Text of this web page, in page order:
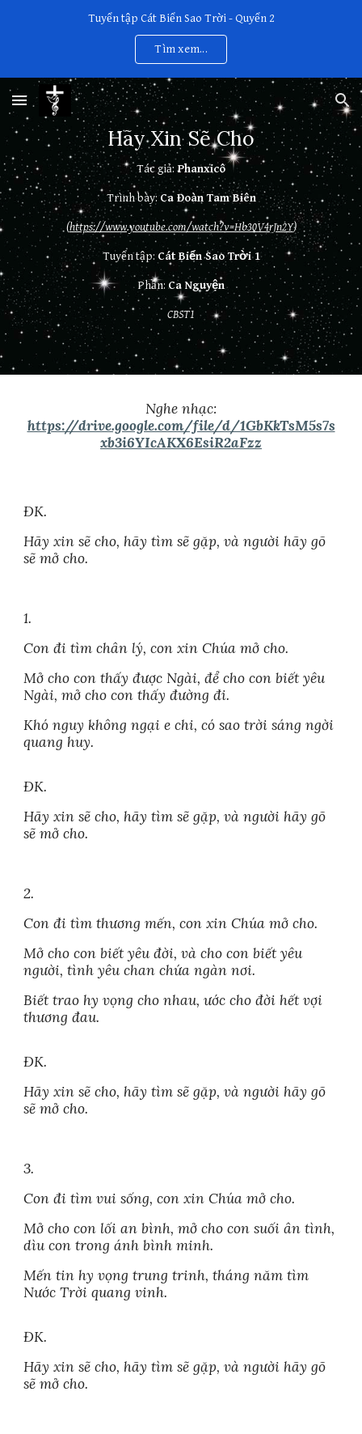
Tuyển tập Cát Biển Sao Trời - Quyển 2
Tìm xem...
Hãy Xin Sẽ Cho
Tác giả: Phanxicô
Trình bày: Ca Đoàn Tam Biên
(https://www.youtube.com/watch?v=Hb30V4rJn2Y)
Tuyển tập: Cát Biển Sao Trời 1
Phần: Ca Nguyện
CBST1
Nghe nhạc:
https://drive.google.com/file/d/1GbKkTsM5s7s
xb3i6YIcAKX6EsiR2aFzz
ĐK.
Hãy xin sẽ cho, hãy tìm sẽ gặp, và người hãy gõ
sẽ mở cho.
1.
Con đi tìm chân lý, con xin Chúa mở cho.
Mở cho con thấy được Ngài, để cho con biết yêu
Ngài, mở cho con thấy đường đi.
Khó nguy không ngại e chi, có sao trời sáng ngời
quang huy.
ĐK.
Hãy xin sẽ cho, hãy tìm sẽ gặp, và người hãy gõ
sẽ mở cho.
2.
Con đi tìm thương mến, con xin Chúa mở cho.
Mở cho con biết yêu đời, và cho con biết yêu
người, tình yêu chan chứa ngàn nơi.
Biết trao hy vọng cho nhau, ước cho đời hết vợi
thương đau.
ĐK.
Hãy xin sẽ cho, hãy tìm sẽ gặp, và người hãy gõ
sẽ mở cho.
3.
Con đi tìm vui sống, con xin Chúa mở cho.
Mở cho con lối an bình, mở cho con suối ân tình,
dìu con trong ánh bình minh.
Mến tin hy vọng trung trinh, tháng năm tìm
Nước Trời quang vinh.
ĐK.
Hãy xin sẽ cho, hãy tìm sẽ gặp, và người hãy gõ
sẽ mở cho.